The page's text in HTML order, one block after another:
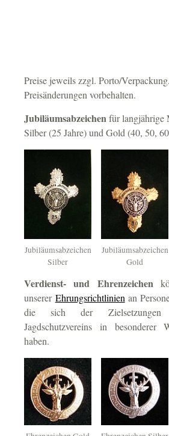
Preise jeweils zzgl. Porto/Verpackung.
Preisänderungen vorbehalten.
Jubiläumsabzeichen
Silber
Jubiläumsabzeichen
Gold
Jubiläumsabzeichen für langjährige
Silber (25 Jahre) und Gold (40, 50,
Verdienst- und Ehrenzeichen
unserer Ehrungsrichtlinienan
die sich der Zielsetzungen
Jagdschutzvereins in besonderer
haben.